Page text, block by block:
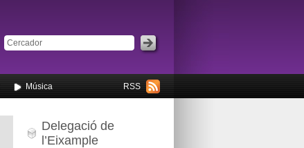
RSS
Música
Delegació de
l’Eixample